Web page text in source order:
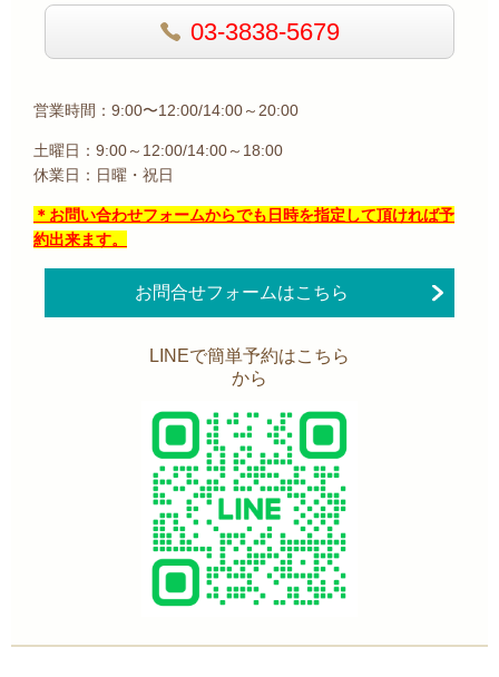
03-3838-5679
営業時間：9:00〜12:00/14:00～20:00
土曜日：9:00～12:00/14:00～18:00
休業日：日曜・祝日
＊お問い合わせフォームからでも日時を指定して頂ければ予
約出来ます。
お問合せフォームはこちら
LINEで簡単予約はこちら
から